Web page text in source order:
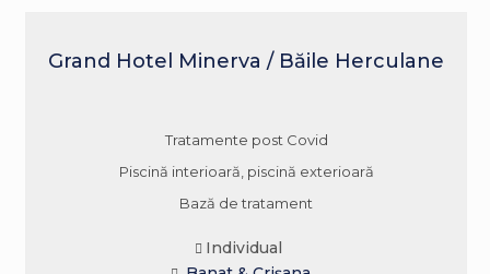
Grand Hotel Minerva / Băile Herculane
Tratamente post Covid
Piscină interioară, piscină exterioară
Bază de tratament
Individual